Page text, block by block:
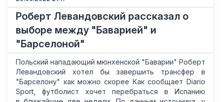
Роберт Левандовский рассказал о
выборе между "Баварией" и
"Барселоной"
Польский нападающий мюнхенской "Баварии" Роберт
Левандовский хотел бы завершить трансфер в
"Барселону" как можно скорее Как сообщает Diario
Sport, футболист хочет перебраться в Испанию